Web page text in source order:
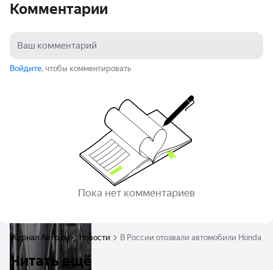
Комментарии
Войдите, чтобы комментировать
Пока нет комментариев
Журнал Авто.ру Новости В России отозвали автомобили Honda и
Читать ещё